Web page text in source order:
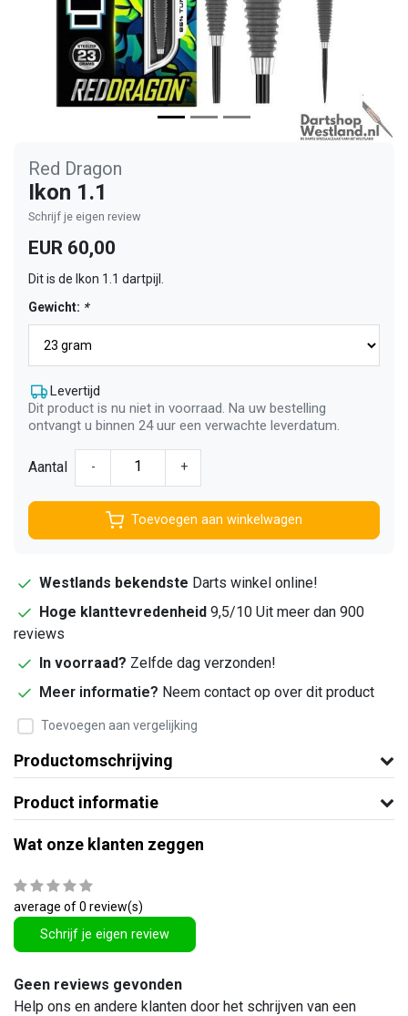
Red Dragon
Ikon 1.1
Schrijf je eigen review
EUR 60,00
Dit is de Ikon 1.1 dartpijl.
Gewicht: *
Levertijd
Dit product is nu niet in voorraad. Na uw bestelling
ontvangt u binnen 24 uur een verwachte leverdatum.
Aantal - +
Toevoegen aan winkelwagen
Westlands bekendste Darts winkel online!
Hoge klanttevredenheid 9,5/10 Uit meer dan 900
reviews
In voorraad? Zelfde dag verzonden!
Meer informatie? Neem contact op over dit product
Toevoegen aan vergelijking
Productomschrijving
Product informatie
Wat onze klanten zeggen
average of 0 review(s)
Schrijf je eigen review
Geen reviews gevonden
Help ons en andere klanten door het schrijven van een